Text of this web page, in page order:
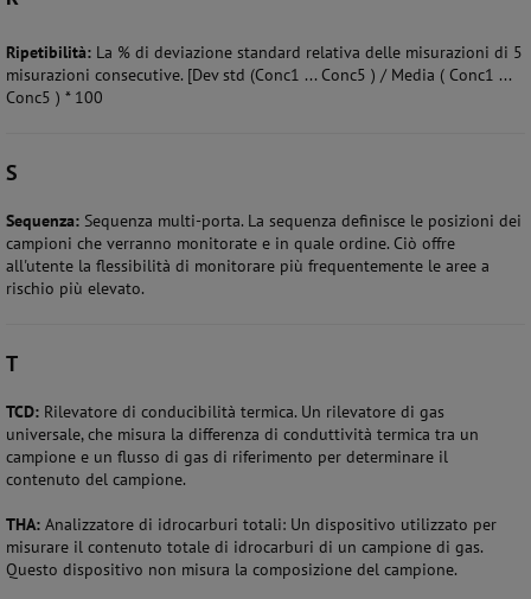
Ripetibilità: La % di deviazione standard relativa delle misurazioni di 5
misurazioni consecutive. [Dev std (Conc1 ... Conc5 ) / Media ( Conc1 ...
Conc5 ) * 100
S
Sequenza: Sequenza multi-porta. La sequenza definisce le posizioni dei
campioni che verranno monitorate e in quale ordine. Ciò offre
all'utente la flessibilità di monitorare più frequentemente le aree a
rischio più elevato.
T
TCD: Rilevatore di conducibilità termica. Un rilevatore di gas
universale, che misura la differenza di conduttività termica tra un
campione e un flusso di gas di riferimento per determinare il
contenuto del campione.
THA: Analizzatore di idrocarburi totali: Un dispositivo utilizzato per
misurare il contenuto totale di idrocarburi di un campione di gas.
Questo dispositivo non misura la composizione del campione.